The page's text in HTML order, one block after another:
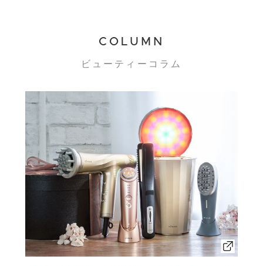
COLUMN
ビューティーコラム